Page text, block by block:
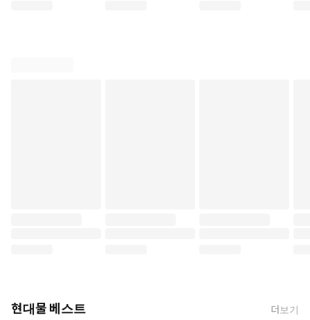
현대물 베스트 더보기